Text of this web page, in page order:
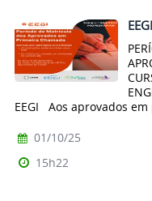
EEGI Aos aprovados
01/10/25
15h22